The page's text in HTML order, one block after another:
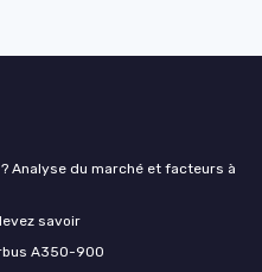
Analyse du marché et facteurs à
savoir
A350-900